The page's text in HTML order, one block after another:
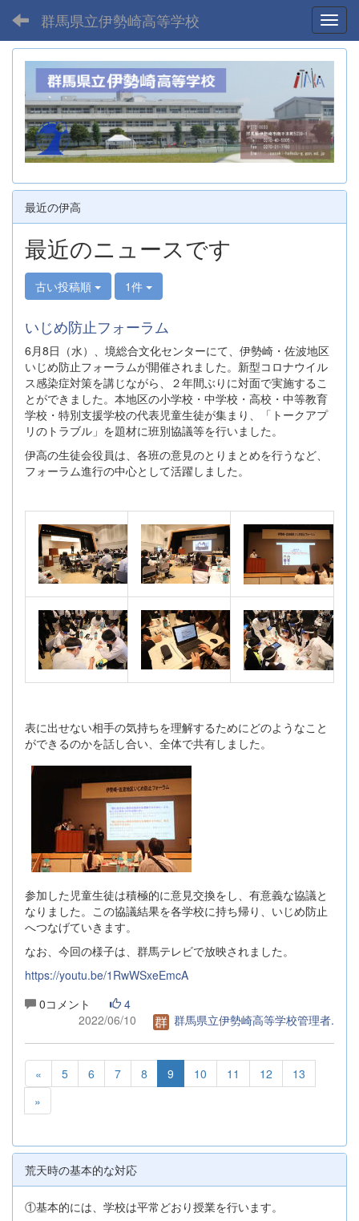
群馬県立伊勢崎高等学校
最近の伊高
最近のニュースです
古い投稿順 1件
いじめ防止フォーラム
6月8日（水）、境総合文化センターにて、伊勢崎・佐波地区
いじめ防止フォーラムが開催されました。新型コロナウイル
ス感染症対策を講じながら、２年間ぶりに対面で実施するこ
とができました。本地区の小学校・中学校・高校・中等教育
学校・特別支援学校の代表児童生徒が集まり、「トークアプ
リのトラブル」を題材に班別協議等を行いました。
伊高の生徒会役員は、各班の意見のとりまとめを行うなど、
フォーラム進行の中心として活躍しました。
表に出せない相手の気持ちを理解するためにどのようなこと
ができるのかを話し合い、全体で共有しました。
参加した児童生徒は積極的に意見交換をし、有意義な協議と
なりました。この協議結果を各学校に持ち帰り、いじめ防止
へつなげていきます。
なお、今回の様子は、群馬テレビで放映されました。
https://youtu.be/1RwWSxeEmcA
0コメント
4
2022/06/10
群馬県立伊勢崎高等学校管理者.
« 5 6 7 8 9 10 11 12
13
»
荒天時の基本的な対応
①基本的には、学校は平常どおり授業を行います。